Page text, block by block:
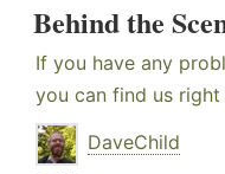
Behind the
If you have any
you can find us right
DaveChild